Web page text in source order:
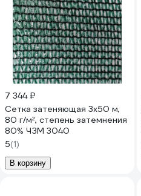
7 344 ₽
Сетка затеняющая 3x50 м,
80 г/м², степень затемнения
80% ЧЗМ 3040
5(1)
В корзину